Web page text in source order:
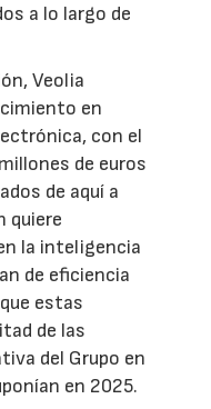
a lo largo de
Veolia
en
con el
de euros
de aquí a
quiere
la inteligencia
de eficiencia
estas
de las
del Grupo en
en 2025.